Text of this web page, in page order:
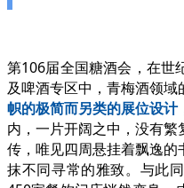
第106届全国糖酒会，在世
及啤酒专区中，青梅酒领
帜的极简而另类的展位设
内，一片开阔之中，没有
传，唯见四周悬挂着飘逸
抹不同寻常的雅致。与此